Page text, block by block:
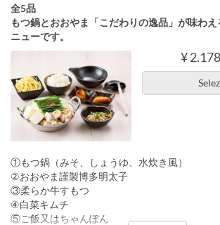
全5品
もつ鍋とおおやま「こだわりの逸品」が味わ
ニューです。
¥ 2.178
①もつ鍋（みそ、しょうゆ、水炊き風）
②おおやま謹製博多明太子
③柔らか牛すもつ
④白菜キムチ
⑤ご飯又はちゃんぽん